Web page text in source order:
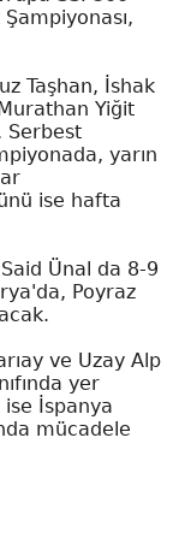
Taşhan, İshak
Yiğit
Serbest
yarın
ise hafta
Ünal da 8-9
Poyraz
ve Uzay Alp
yer
İspanya
mücadele